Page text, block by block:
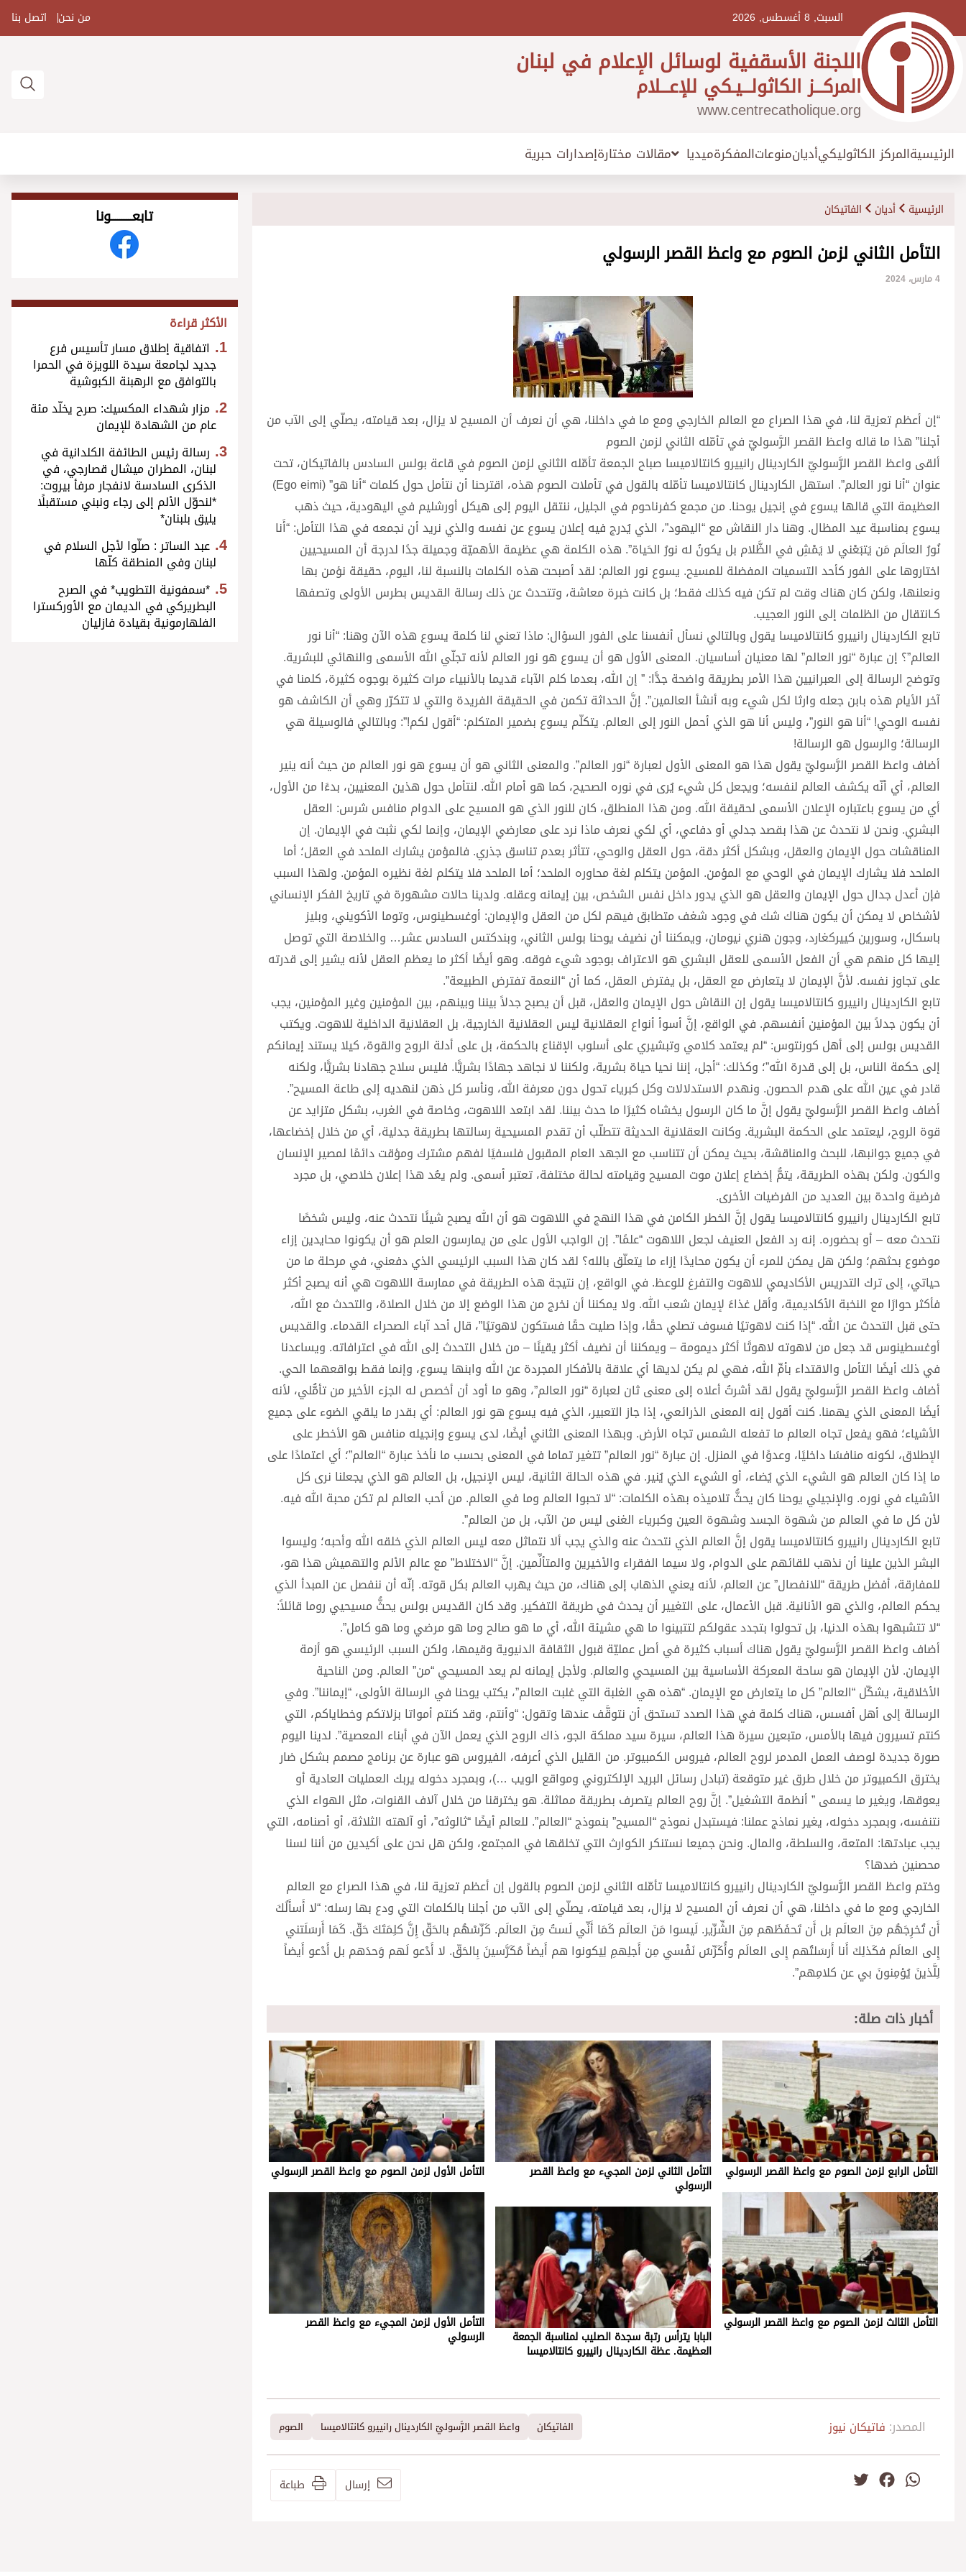
السبت, 8 أغسطس, 2026 من نحن اتصل بنا
اللجنة الأسقفية لوسائل الإعلام في لبنان
المركـــز الكاثولـــيـكي للإعـــلام
www.centrecatholique.org
الرئيسيةالمركز الكاثوليكيأديانمنوعاتالمفكرةميديا مقالات مختارةإصدارات حبرية
الرئيسية أديان الفاتيكان
التأمل الثاني لزمن الصوم مع واعظ القصر الرسولي
4 مارس، 2024
“إن أعظم تعزية لنا، في هذا الصراع مع العالم الخارجي ومع ما في داخلنا، هي أن نعرف أن المسيح لا يزال، بعد قيامته، يصلّي إلى الآب من
أجلنا” هذا ما قاله واعظ القصر الرَّسوليّ في تأمّله الثاني لزمن الصوم
ألقى واعظ القصر الرَّسوليّ الكاردينال رانييرو كانتالاميسا صباح الجمعة تأمّله الثاني لزمن الصوم في قاعة بولس السادس بالفاتيكان، تحت
عنوان “أنا نور العالم”. استهل الكاردينال كانتالاميسا تأمّله بالقول في تأملات الصوم هذه، اقترحنا أن نتأمل حول كلمات “أنا هو” (Ego eimi)
العظيمة التي قالها يسوع في إنجيل يوحنا. من مجمع كفرناحوم في الجليل، ننتقل اليوم إلى هيكل أورشليم في اليهودية، حيث ذهب
يسوع بمناسبة عيد المظال. وهنا دار النقاش مع “اليهود”، الذي يُدرج فيه إعلان يسوع عن نفسه والذي نريد أن نجمعه في هذا التأمل: “أَنا
نُورُ العالَم مَن يَتبَعْني لا يَمْشِ في الظَّلام بل يكونُ له نورُ الحَياة”. هذه الكلمة هي عظيمة الأهميّة وجميلة جدًا لدرجة أن المسيحيين
اختاروها على الفور كأحد التسميات المفضلة للمسيح. يسوع نور العالم: لقد أصبحت هذه الكلمات بالنسبة لنا، اليوم، حقيقة نؤمن بها
ونعلنها، ولكن كان هناك وقت لم تكن فيه كذلك فقط؛ بل كانت خبرة معاشة، وتتحدث عن ذلك رسالة القديس بطرس الأولى وتصفها
كـانتقال من الظلمات إلى النور العجيب.
تابع الكاردينال رانييرو كانتالاميسا يقول وبالتالي نسأل أنفسنا على الفور السؤال: ماذا تعني لنا كلمة يسوع هذه الآن وهنا: “أنا نور
العالم”؟ إن عبارة “نور العالم” لها معنيان أساسيان. المعنى الأول هو أن يسوع هو نور العالم لأنه تجلّي الله الأسمى والنهائي للبشرية.
وتوضح الرسالة إلى العبرانيين هذا الأمر بطريقة واضحة جدًّا: ” إن الله، بعدما كلم الآباء قديما بالأنبياء مرات كثيرة بوجوه كثيرة، كلمنا في
آخر الأيام هذه بابن جعله وارثا لكل شيء وبه أنشأ العالمين”. إنَّ الحداثة تكمن في الحقيقة الفريدة والتي لا تتكرّر وهي أن الكاشف هو
نفسه الوحي! “أنا هو النور”، وليس أنا هو الذي أحمل النور إلى العالم. يتكلّم يسوع بضمير المتكلم: “أقول لكم!”: وبالتالي فالوسيلة هي
الرسالة؛ والرسول هو الرسالة!
أضاف واعظ القصر الرَّسوليّ يقول هذا هو المعنى الأول لعبارة “نور العالم”. والمعنى الثاني هو أن يسوع هو نور العالم من حيث أنه ينير
العالم، أي أنّه يكشف العالم لنفسه؛ ويجعل كل شيء يُرى في نوره الصحيح، كما هو أمام الله. لنتأمل حول هذين المعنيين، بدءًا من الأول،
أي من يسوع باعتباره الإعلان الأسمى لحقيقة الله. ومن هذا المنطلق، كان للنور الذي هو المسيح على الدوام منافس شرس: العقل
البشري. ونحن لا نتحدث عن هذا بقصد جدلي أو دفاعي، أي لكي نعرف ماذا نرد على معارضي الإيمان، وإنما لكي نثبت في الإيمان. إن
المناقشات حول الإيمان والعقل، وبشكل أكثر دقة، حول العقل والوحي، تتأثر بعدم تناسق جذري. فالمؤمن يشارك الملحد في العقل؛ أما
الملحد فلا يشارك الإيمان في الوحي مع المؤمن. المؤمن يتكلم لغة محاوره الملحد؛ أما الملحد فلا يتكلم لغة نظيره المؤمن. ولهذا السبب
فإن أعدل جدال حول الإيمان والعقل هو الذي يدور داخل نفس الشخص، بين إيمانه وعقله. ولدينا حالات مشهورة في تاريخ الفكر الإنساني
لأشخاص لا يمكن أن يكون هناك شك في وجود شغف متطابق فيهم لكل من العقل والإيمان: أوغسطينوس، وتوما الأكويني، وبليز
باسكال، وسورين كييركغارد، وجون هنري نيومان، ويمكننا أن نضيف يوحنا بولس الثاني، وبندكتس السادس عشر… والخلاصة التي توصل
إليها كل منهم هي أن الفعل الأسمى للعقل البشري هو الاعتراف بوجود شيء فوقه. وهو أيضًا أكثر ما يعظم العقل لأنه يشير إلى قدرته
على تجاوز نفسه. لأنَّ الإيمان لا يتعارض مع العقل، بل يفترض العقل، كما أن “النعمة تفترض الطبيعة”.
تابع الكاردينال رانييرو كانتالاميسا يقول إن النقاش حول الإيمان والعقل، قبل أن يصبح جدلاً بيننا وبينهم، بين المؤمنين وغير المؤمنين، يجب
أن يكون جدلاً بين المؤمنين أنفسهم. في الواقع، إنَّ أسوأ أنواع العقلانية ليس العقلانية الخارجية، بل العقلانية الداخلية للاهوت. ويكتب
القديس بولس إلى أهل كورنتوس: “لم يعتمد كلامي وتبشيري على أسلوب الإقناع بالحكمة، بل على أدلة الروح والقوة، كيلا يستند إيمانكم
إلى حكمة الناس، بل إلى قدرة الله”؛ وكذلك: “أجل، إننا نحيا حياة بشرية، ولكننا لا نجاهد جهادًا بشريًّا. فليس سلاح جهادنا بشريًّا، ولكنه
قادر في عين الله على هدم الحصون. ونهدم الاستدلالات وكل كبرياء تحول دون معرفة الله، ونأسر كل ذهن لنهديه إلى طاعة المسيح”.
أضاف واعظ القصر الرَّسوليّ يقول إنَّ ما كان الرسول يخشاه كثيرًا ما حدث بيننا. لقد ابتعد اللاهوت، وخاصة في الغرب، بشكل متزايد عن
قوة الروح، ليعتمد على الحكمة البشرية. وكانت العقلانية الحديثة تتطلّب أن تقدم المسيحية رسالتها بطريقة جدلية، أي من خلال إخضاعها،
في جميع جوانبها، للبحث والمناقشة، بحيث يمكن أن تتناسب مع الجهد العام المقبول فلسفيًا لفهم مشترك ومؤقت دائمًا لمصير الإنسان
والكون. ولكن بهذه الطريقة، يتمُّ إخضاع إعلان موت المسيح وقيامته لحالة مختلفة، تعتبر أسمى. ولم يعُد هذا إعلان خلاصي، بل مجرد
فرضية واحدة بين العديد من الفرضيات الأخرى.
تابع الكاردينال رانييرو كانتالاميسا يقول إنَّ الخطر الكامن في هذا النهج في اللاهوت هو أن الله يصبح شيئًا نتحدث عنه، وليس شخصًا
نتحدث معه – أو بحضوره. إنه رد الفعل العنيف لجعل اللاهوت “علمًا”. إن الواجب الأول على من يمارسون العلم هو أن يكونوا محايدين إزاء
موضوع بحثهم؛ ولكن هل يمكن للمرء أن يكون محايدًا إزاء ما يتعلّق بالله؟ لقد كان هذا السبب الرئيسي الذي دفعني، في مرحلة ما من
حياتي، إلى ترك التدريس الأكاديمي للاهوت والتفرغ للوعظ. في الواقع، إن نتيجة هذه الطريقة في ممارسة اللاهوت هي أنه يصبح أكثر
فأكثر حوارًا مع النخبة الأكاديمية، وأقل غذاءً لإيمان شعب الله. ولا يمكننا أن نخرج من هذا الوضع إلا من خلال الصلاة، والتحدث مع الله،
حتى قبل التحدث عن الله. “إذا كنت لاهوتيًا فسوف تصلي حقًا، وإذا صليت حقًا فستكون لاهوتيًا”، قال أحد آباء الصحراء القدماء. والقديس
أوغسطينوس قد جعل من لاهوته لاهوتًا أكثر ديمومة – ويمكننا أن نضيف أكثر يقينًا – من خلال التحدث إلى الله في اعترافاته. ويساعدنا
في ذلك أيضًا التأمل والاقتداء بأمِّ الله، فهي لم يكن لديها أي علاقة بالأفكار المجردة عن الله وابنها يسوع، وإنما فقط بواقعهما الحي.
أضاف واعظ القصر الرَّسوليّ يقول لقد أشرتُ أعلاه إلى معنى ثان لعبارة “نور العالم”، وهو ما أود أن أخصص له الجزء الأخير من تأمُّلي، لأنه
أيضًا المعنى الذي يهمنا. كنت أقول إنه المعنى الذرائعي، إذا جاز التعبير، الذي فيه يسوع هو نور العالم: أي بقدر ما يلقي الضوء على جميع
الأشياء؛ فهو يفعل تجاه العالم ما تفعله الشمس تجاه الأرض. وبهذا المعنى الثاني أيضًا، لدى يسوع وإنجيله منافس هو الأخطر على
الإطلاق، لكونه منافسًا داخليًا، وعدوًا في المنزل. إن عبارة “نور العالم” تتغير تماما في المعنى بحسب ما نأخذ عبارة “العالم”؛ أي اعتمادًا على
ما إذا كان العالم هو الشيء الذي يُضاء، أو الشيء الذي يُنير. في هذه الحالة الثانية، ليس الإنجيل، بل العالم هو الذي يجعلنا نرى كل
الأشياء في نوره. والإنجيلي يوحنا كان يحثُّ تلاميذه بهذه الكلمات: “لا تحبوا العالم وما في العالم. من أحب العالم لم تكن محبة الله فيه.
لأن كل ما في العالم من شهوة الجسد وشهوة العين وكبرياء الغنى ليس من الآب، بل من العالم”.
تابع الكاردينال رانييرو كانتالاميسا يقول إنَّ العالم الذي نتحدث عنه والذي يجب ألا نتماثل معه ليس العالم الذي خلقه الله وأحبه؛ وليسوا
البشر الذين علينا أن نذهب للقائهم على الدوام، ولا سيما الفقراء والأخيرين والمتألِّمين. إنَّ “الاختلاط” مع عالم الألم والتهميش هذا هو،
للمفارقة، أفضل طريقة “للانفصال” عن العالم، لأنه يعني الذهاب إلى هناك، من حيث يهرب العالم بكل قوته. إنّه أن ننفصل عن المبدأ الذي
يحكم العالم، والذي هو الأنانية. قبل الأعمال، على التغيير أن يحدث في طريقة التفكير. وقد كان القديس بولس يحثُّ مسيحيي روما قائلاً:
“لا تتشبهوا بهذه الدنيا، بل تحولوا بتجدد عقولكم لتتبينوا ما هي مشيئة الله، أي ما هو صالح وما هو مرضي وما هو كامل”.
أضاف واعظ القصر الرَّسوليّ يقول هناك أسباب كثيرة في أصل عمليّة قبول الثقافة الدنيوية وقيمها، ولكن السبب الرئيسي هو أزمة
الإيمان. لأن الإيمان هو ساحة المعركة الأساسية بين المسيحي والعالم. ولأجل إيمانه لم يعد المسيحي “من” العالم. ومن الناحية
الأخلاقية، يشكّل “العالم” كل ما يتعارض مع الإيمان. “هذه هي الغلبة التي غلبت العالم”، يكتب يوحنا في الرسالة الأولى، “إيماننا”. وفي
الرسالة إلى أهل أفسس، هناك كلمة في هذا الصدد تستحق أن نتوقَّف عندها وتقول: “وأنتم، وقد كنتم أمواتا بزلاتكم وخطاياكم، التي
كنتم تسيرون فيها بالأمس، متبعين سيرة هذا العالم، سيرة سيد مملكة الجو، ذاك الروح الذي يعمل الآن في أبناء المعصية”. لدينا اليوم
صورة جديدة لوصف العمل المدمر لروح العالم، فيروس الكمبيوتر. من القليل الذي أعرفه، الفيروس هو عبارة عن برنامج مصمم بشكل ضار
يخترق الكمبيوتر من خلال طرق غير متوقعة (تبادل رسائل البريد الإلكتروني ومواقع الويب …)، وبمجرد دخوله يربك العمليات العادية أو
يعوقها، ويغير ما يسمى ” أنظمة التشغيل”. إنَّ روح العالم يتصرف بطريقة مماثلة. هو يخترقنا من خلال آلاف القنوات، مثل الهواء الذي
نتنفسه، وبمجرد دخوله، يغير نماذج عملنا: فيستبدل نموذج “المسيح” بنموذج “العالم”. للعالم أيضًا “ثالوثه”، أو آلهته الثلاثة، أو أصنامه، التي
يجب عبادتها: المتعة، والسلطة، والمال. ونحن جميعا نستنكر الكوارث التي تخلقها في المجتمع، ولكن هل نحن على أكيدين من أننا لسنا
محصنين ضدها؟
وختم واعظ القصر الرَّسوليّ الكاردينال رانييرو كانتالاميسا تأمّله الثاني لزمن الصوم بالقول إن أعظم تعزية لنا، في هذا الصراع مع العالم
الخارجي ومع ما في داخلنا، هي أن نعرف أن المسيح لا يزال، بعد قيامته، يصلّي إلى الآب من أجلنا بالكلمات التي ودع بها رسله: “لا أَسأَلُكَ
أَن تُخرِجَهُم مِنَ العالَم بل أَن تَحفَظَهم مِنَ الشِّرِّير. لَيسوا مَنَ العالَم كَمَا أَنِّي لَستُ مِنَ العالَم. كَرِّسْهُم بالحَقّ إِنَّ كلِمَتَكَ حَقّ. كَمَا أَرسَلَتني
إِلى العالَم فكَذلِكَ أَنا أَرسَلتُهم إِلى العالَم وأُكَرِّسُ نَفْسي مِن أَجلِهمِ لِيَكونوا هم أَيضاً مُكَرَّسينَ بِالحَقّ. لا أَدْعو لَهم وَحدَهم بل أَدْعو أَيضاً
لِلَّذينَ يُؤمِنونَ بي عن كلامِهم”.
أخبار ذات صلة:
التأمل الرابع لزمن الصوم مع واعظ القصر الرسولي
التأمل الثالث لزمن الصوم مع واعظ القصر الرسولي
التأمل الثاني لزمن المجيء مع واعظ القصر
الرسولي
البابا يترأس رتبة سجدة الصليب لمناسبة الجمعة
العظيمة. عظة الكاردينال رانييرو كانتالاميسا
التأمل الأول لزمن الصوم مع واعظ القصر الرسولي
التأمل الأول لزمن المجيء مع واعظ القصر
الرسولي
المصدر: فاتيكان نيوز الفاتيكان واعظ القصر الرَّسوليّ الكاردينال رانييرو كانتالاميسا الصوم
WhatsApp
Facebook إرسال طباعة
تابعــــــــــونا
الأكثر قراءة
اتفاقية إطلاق مسار تأسيس فرع
جديد لجامعة سيدة اللويزة في الحمرا
بالتوافق مع الرهبنة الكبوشية
مزار شهداء المكسيك: صرح يخلّد مئة
عام من الشهادة للإيمان
رسالة رئيس الطائفة الكلدانية في
لبنان، المطران ميشال قصارجي، في
الذكرى السادسة لانفجار مرفأ بيروت:
*لنحوّل الألم إلى رجاء ونبني مستقبلًا
يليق بلبنان*
عبد الساتر : صلّوا لأجل السلام في
لبنان وفي المنطقة كلّها
*سمفونية التطويب* في الصرح
البطريركي في الديمان مع الأوركسترا
الفلهارمونية بقيادة فازليان